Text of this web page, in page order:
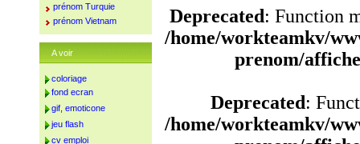
Deprecated: Function
/home/workteamkv/
prenom/
Deprecated:
/home/workteamkv/
prénom Turquie
prénom Vietnam
A voir
coloriage
fond ecran
gif, emoticone
jeu flash
cv emploi